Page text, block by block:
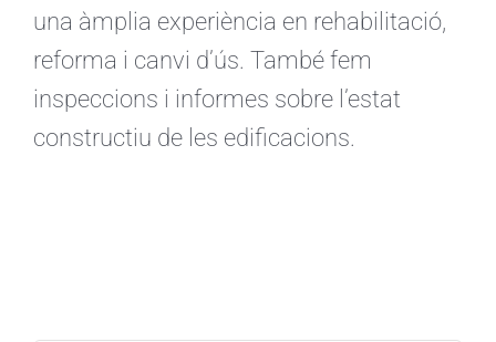
una àmplia experiència en rehabilitació,
reforma i canvi d’ús. També fem
inspeccions i informes sobre l’estat
constructiu de les edificacions.